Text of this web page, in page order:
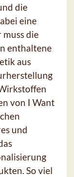
die
eine
die
enthaltene
aus
von I Want
und
So viel